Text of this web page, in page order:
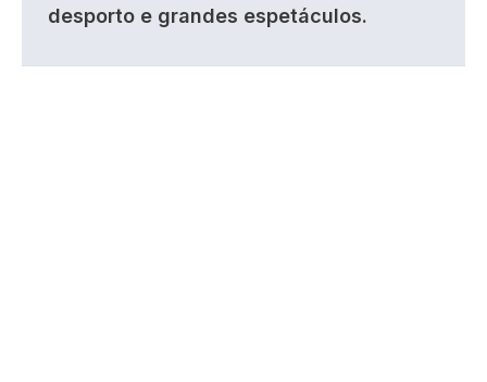
desporto e grandes espetáculos.